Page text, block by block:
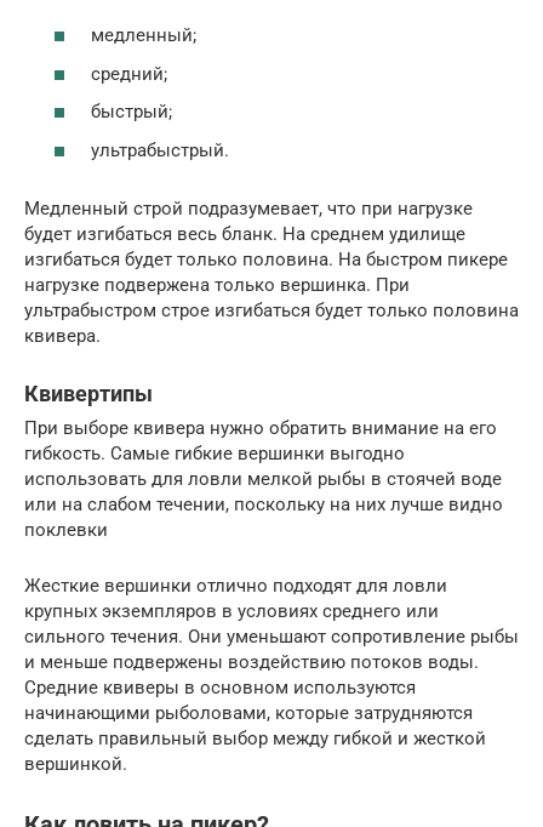
медленный;
средний;
быстрый;
ультрабыстрый.
Медленный строй подразумевает, что при нагрузке
будет изгибаться весь бланк. На среднем удилище
изгибаться будет только половина. На быстром пикере
нагрузке подвержена только вершинка. При
ультрабыстром строе изгибаться будет только половина
квивера.
Квивертипы
При выборе квивера нужно обратить внимание на его
гибкость. Самые гибкие вершинки выгодно
использовать для ловли мелкой рыбы в стоячей воде
или на слабом течении, поскольку на них лучше видно
поклевки
Жесткие вершинки отлично подходят для ловли
крупных экземпляров в условиях среднего или
сильного течения. Они уменьшают сопротивление рыбы
и меньше подвержены воздействию потоков воды.
Средние квиверы в основном используются
начинающими рыболовами, которые затрудняются
сделать правильный выбор между гибкой и жесткой
вершинкой.